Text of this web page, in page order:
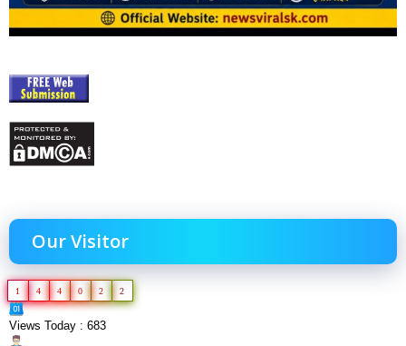
Our Visitor
1 4 4 0 2 2
Views Today : 683